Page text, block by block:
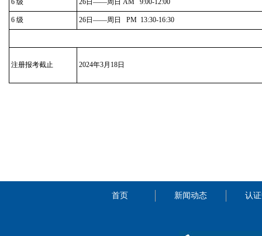
6 级 26日——周日 AM 9:00-12:00
6 级 26日——周日 PM 13:30-16:30
注册报考截止 2024年3月18日
首页 新闻动态 认